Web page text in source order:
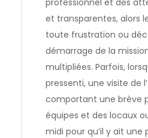
et transparentes, alors
toute frustration ou
démarrage de la
multipliées. Parfois,
pressenti, une visite de
comportant une brève
équipes et des locaux
midi pour qu’il y ait une